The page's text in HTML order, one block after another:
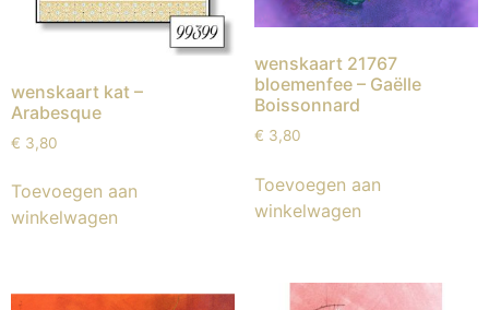
wenskaart kat –
Arabesque
€ 3,80
Toevoegen aan
winkelwagen
wenskaart 21767
bloemenfee – Gaëlle
Boissonnard
€ 3,80
Toevoegen aan
winkelwagen